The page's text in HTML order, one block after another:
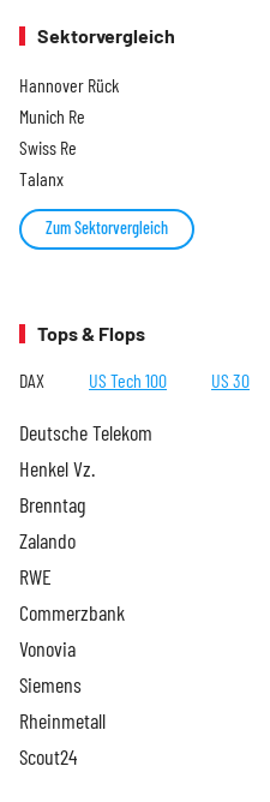
Sektorvergleich
Hannover Rück
Munich Re
Swiss Re
Talanx
Zum Sektorvergleich
Tops & Flops
DAX US Tech 100 US 30
Deutsche Telekom
Henkel Vz.
Brenntag
Zalando
RWE
Commerzbank
Vonovia
Siemens
Rheinmetall
Scout24